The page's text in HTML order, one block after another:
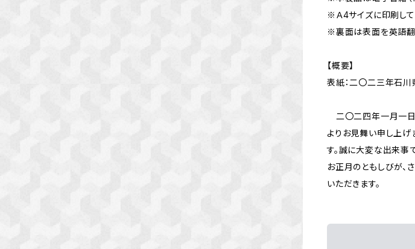
※Ａ4サイズに印刷して
※裏面は表面を英語翻
【概要】
表紙：二〇二三年石
二〇二四年一月一日
よりお見舞い申し上げ
す。誠に大変な出来事
お正月のともしびが、
いただきます。